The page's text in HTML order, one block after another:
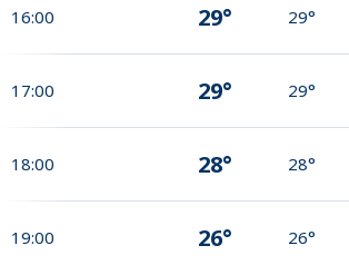
16:00 29° 29°
17:00 29° 29°
18:00 28° 28°
19:00 26° 26°